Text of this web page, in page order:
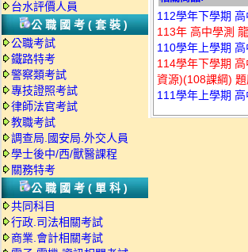
台水評價人員
公職國考(套裝)
公職考試
鐵路特考
警察類考試
專技證照考試
律師法官考試
教職考試
調查局.國安局.外交人員
學士後中/西/獸醫課程
關務特考
公職國考(單科)
共同科目
行政.司法相關考試
商業.會計相關考試
112學年下學期
113年 高中學測
110學年上學期
114學年下學期
資源)(108課綱)
111學年上學期